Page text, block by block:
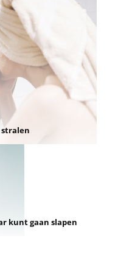
stralen
kunt gaan slapen